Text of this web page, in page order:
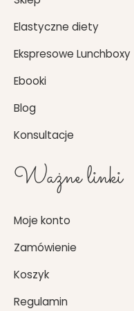
Elastyczne diety
Ekspresowe Lunchboxy
Ebooki
Blog
Konsultacje
Ważne linki
Moje konto
Zamówienie
Koszyk
Regulamin